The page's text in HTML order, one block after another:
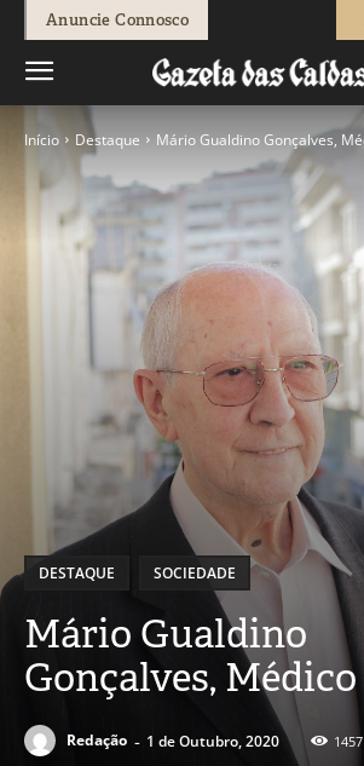
Anuncie Connosco
Início Destaque Mário Gualdino Gonçalves,
DESTAQUE SOCIEDADE
Mário Gualdino
Gonçalves, Médico
Redação - 1 de Outubro, 2020 1457